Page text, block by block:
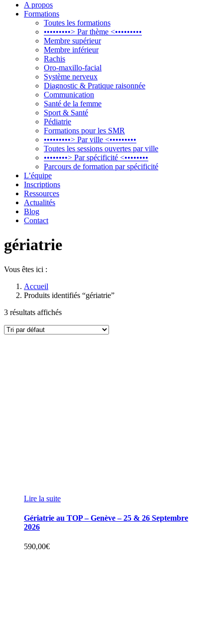
A propos
Formations
Toutes les formations
•••••••••> Par thème <•••••••••
Membre supérieur
Membre inférieur
Rachis
Oro-maxillo-facial
Système nerveux
Diagnostic & Pratique raisonnée
Communication
Santé de la femme
Sport & Santé
Pédiatrie
Formations pour les SMR
•••••••••> Par ville <•••••••••
Toutes les sessions ouvertes par ville
••••••••> Par spécificité <••••••••
Parcours de formation par spécificité
L’équipe
Inscriptions
Ressources
Actualités
Blog
Contact
gériatrie
Vous êtes ici :
Accueil
Produits identifiés “gériatrie”
3 résultats affichés
Lire la suite
Gériatrie au TOP – Genève – 25 & 26 Septembre
2026
590,00€